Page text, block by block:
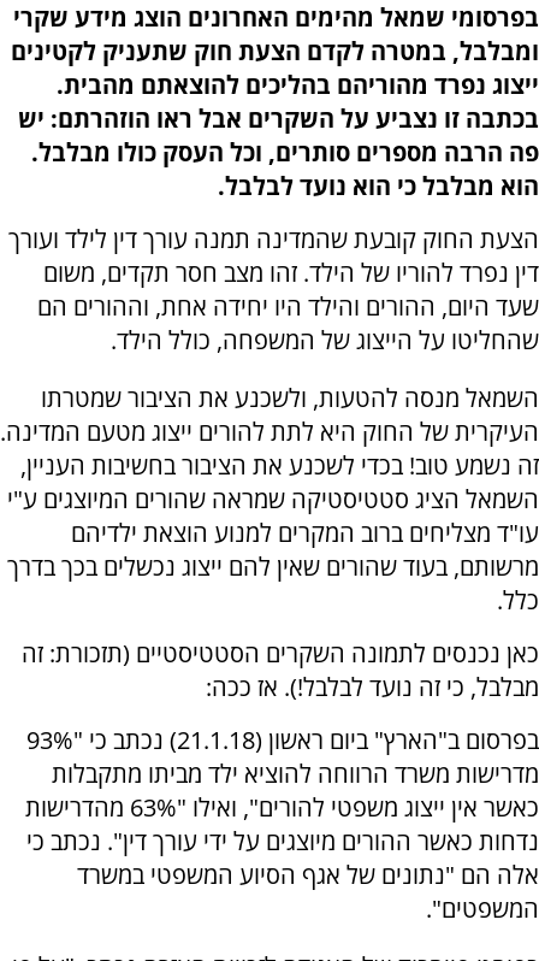
בפרסומי שמאל מהימים האחרונים הוצג מידע שקרי
ומבלבל, במטרה לקדם הצעת חוק שתעניק לקטינים
ייצוג נפרד מהוריהם בהליכים להוצאתם מהבית.
בכתבה זו נצביע על השקרים אבל ראו הוזהרתם: יש
פה הרבה מספרים סותרים, וכל העסק כולו מבלבל.
הוא מבלבל כי הוא נועד לבלבל.
הצעת החוק קובעת שהמדינה תמנה עורך דין לילד ועורך
דין נפרד להוריו של הילד. זהו מצב חסר תקדים, משום
שעד היום, ההורים והילד היו יחידה אחת, וההורים הם
שהחליטו על הייצוג של המשפחה, כולל הילד.
השמאל מנסה להטעות, ולשכנע את הציבור שמטרתו
העיקרית של החוק היא לתת להורים ייצוג מטעם המדינה.
זה נשמע טוב! בכדי לשכנע את הציבור בחשיבות העניין,
השמאל הציג סטטיסטיקה שמראה שהורים המיוצגים ע"י
עו"ד מצליחים ברוב המקרים למנוע הוצאת ילדיהם
מרשותם, בעוד שהורים שאין להם ייצוג נכשלים בכך בדרך
כלל.
כאן נכנסים לתמונה השקרים הסטטיסטיים (תזכורת: זה
מבלבל, כי זה נועד לבלבל!). אז ככה:
בפרסום ב"הארץ" ביום ראשון (21.1.18) נכתב כי "93%
מדרישות משרד הרווחה להוציא ילד מביתו מתקבלות
כאשר אין ייצוג משפטי להורים", ואילו "63% מהדרישות
נדחות כאשר ההורים מיוצגים על ידי עורך דין". נכתב כי
אלה הם "נתונים של אגף הסיוע המשפטי במשרד
המשפטים".